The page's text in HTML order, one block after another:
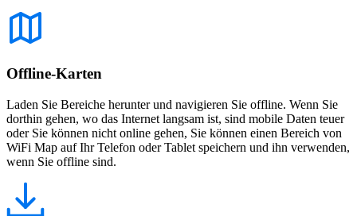
Offline-Karten
Laden Sie Bereiche herunter und navigieren Sie offline. Wenn Sie
dorthin gehen, wo das Internet langsam ist, sind mobile Daten teuer
oder Sie können nicht online gehen, Sie können einen Bereich von
WiFi Map auf Ihr Telefon oder Tablet speichern und ihn verwenden,
wenn Sie offline sind.